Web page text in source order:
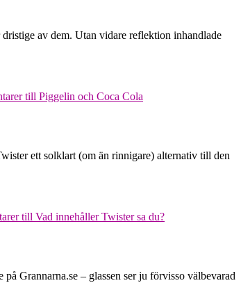
av dem. Utan vidare reflektion inhandlade
till Piggelin och Coca Cola
ett solklart (om än rinnigare) alternativ till den
till Vad innehåller Twister sa du?
Grannarna.se – glassen ser ju förvisso välbevarad